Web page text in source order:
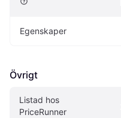
Egenskaper
Övrigt
Listad hos
PriceRunner